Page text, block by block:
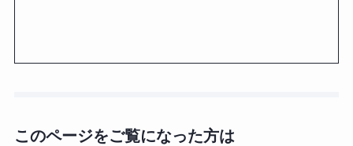
このページをご覧になった方は